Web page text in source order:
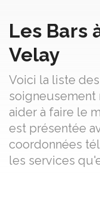
Les Bars
Velay
Voici la liste
aider à faire le
est présentée
coordonnées
les services